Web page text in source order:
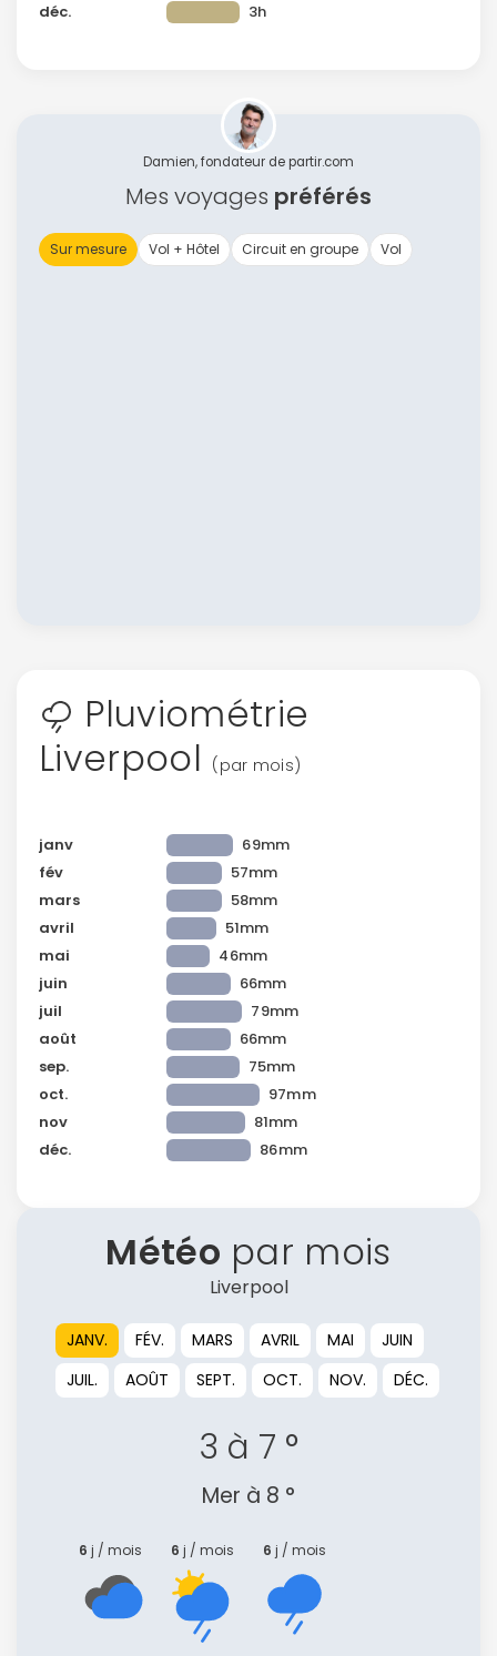
déc.
3h
Damien, fondateur de partir.com
Mes voyages préférés
Sur mesure Vol + Hôtel Circuit en groupe Vol
Pluviométrie
Liverpool (par mois)
janv
69mm
fév
57mm
mars
58mm
avril
51mm
mai
46mm
juin
66mm
juil
79mm
août
66mm
sep.
75mm
oct.
97mm
nov
81mm
déc.
86mm
Météo par mois
Liverpool
JANV. FÉV. MARS AVRIL MAI
JUIN
JUIL.
AOÛT SEPT. OCT. NOV. DÉC.
3 à 7 °
Mer à 8 °
6 j / mois 6 j / mois 6 j / mois